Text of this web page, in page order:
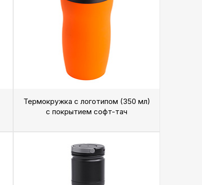
Термокружка с логотипом (350 мл)
с покрытием софт-тач